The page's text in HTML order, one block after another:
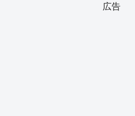
広告